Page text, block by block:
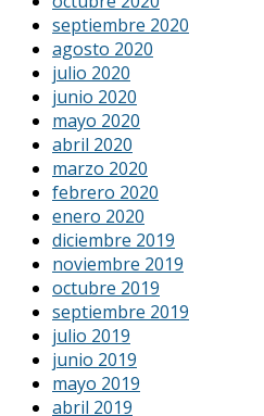
septiembre 2020
agosto 2020
julio 2020
junio 2020
mayo 2020
abril 2020
marzo 2020
febrero 2020
enero 2020
diciembre 2019
noviembre 2019
octubre 2019
septiembre 2019
julio 2019
junio 2019
mayo 2019
abril 2019